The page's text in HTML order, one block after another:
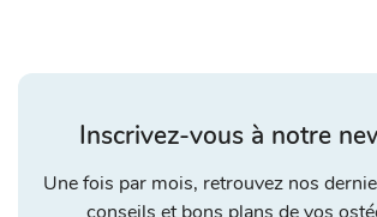
Inscrivez-vous à notre
Une fois par mois, retrouvez nos